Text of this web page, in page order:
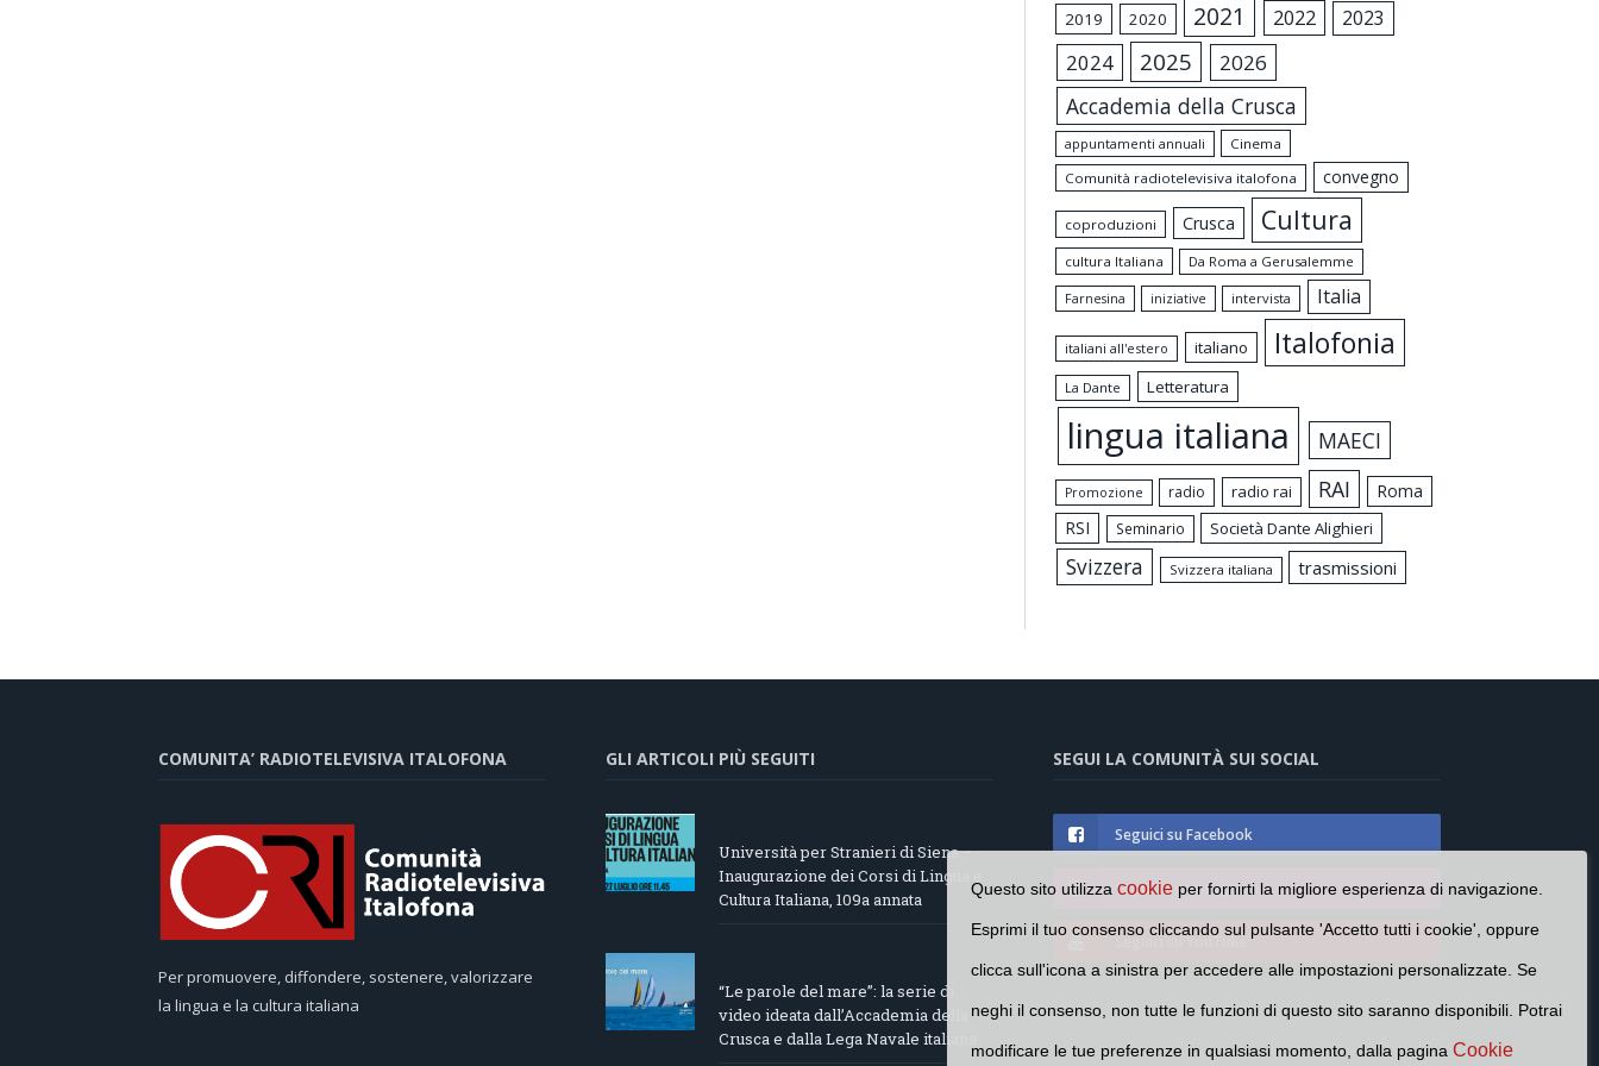
2019 2020 2021 2022 2023
2024 2025 2026
Accademia della Crusca
appuntamenti annuali
Cinema
Comunità radiotelevisiva italofona
convegno
coproduzioni Crusca Cultura
cultura Italiana Da Roma a Gerusalemme
Farnesina iniziative intervista Italia
italiani all'estero italiano Italofonia
La Dante Letteratura
lingua italiana MAECI
Promozione radio radio rai RAI
Roma
RSI
Seminario Società Dante Alighieri
Svizzera Svizzera italiana trasmissioni
COMUNITA’ RADIOTELEVISIVA ITALOFONA
Per promuovere, diffondere, sostenere, valorizzare
la lingua e la cultura italiana
GLI ARTICOLI PIÙ SEGUITI
Università per Stranieri di Siena –
Inaugurazione dei Corsi di Lingua e
Cultura Italiana, 109a annata
“Le parole del mare”: la serie di
video ideata dall’Accademia della
Crusca e dalla Lega Navale italiana
SEGUI LA COMUNITÀ SUI SOCIAL
Seguici su Facebook
Seguici su Instagram
Seguici su YouTube
Questo sito utilizzacookie per fornirti la migliore esperienza di navigazione.
Esprimi il tuo consenso cliccando sul pulsante 'Accetto tutti i cookie', oppure
clicca sull'icona a sinistra per accedere alle impostazioni personalizzate. Se
neghi il consenso, non tutte le funzioni di questo sito saranno disponibili. Potrai
modificare le tue preferenze in qualsiasi momento, dalla pagina Cookie